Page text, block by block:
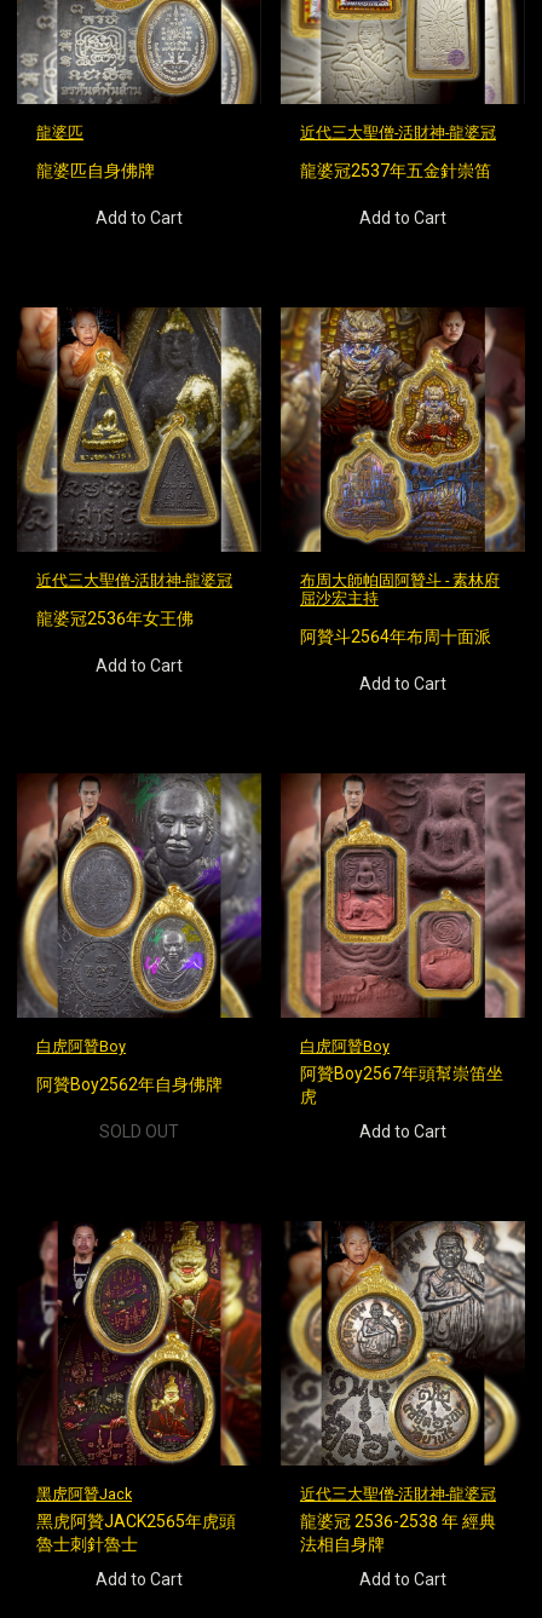
龍婆匹
龍婆匹自身佛牌
Add to Cart
近代三大聖僧-活財神-龍婆冠
龍婆冠2537年五金針崇笛
Add to Cart
近代三大聖僧-活財神-龍婆冠
龍婆冠2536年女王佛
Add to Cart
布周大師帕固阿贊斗 - 素林府
屈沙宏主持
阿贊斗2564年布周十面派
Add to Cart
白虎阿贊Boy
阿贊Boy2562年自身佛牌
SOLD OUT
白虎阿贊Boy
阿贊Boy2567年頭幫崇笛坐
虎
Add to Cart
黑虎阿贊Jack
黑虎阿贊JACK2565年虎頭
魯士刺針魯士
Add to Cart
近代三大聖僧-活財神-龍婆冠
龍婆冠 2536-2538 年 經典
法相自身牌
Add to Cart